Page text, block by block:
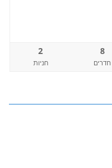
8
חדרים
2
חניות